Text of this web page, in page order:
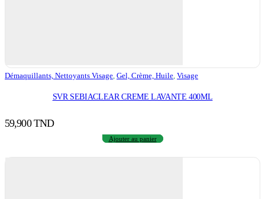
Démaquillants, Nettoyants Visage Gel, Crème, Huile Visage
SVR SEBIACLEAR CREME LAVANTE 400ML
59,900TND
Ajouter au panier